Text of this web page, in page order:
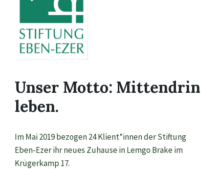
Unser Motto: Mittendrin
leben.
Im Mai 2019 bezogen24 Klient*innender Stiftung
Eben-Ezer ihr neues Zuhausein Lemgo Brakeim
Krügerkamp 17.